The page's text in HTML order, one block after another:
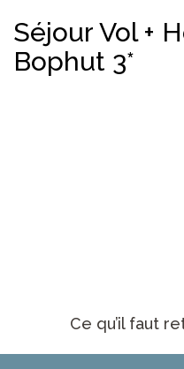
Séjour Vol +
Bophut 3*
Ce qu’il faut